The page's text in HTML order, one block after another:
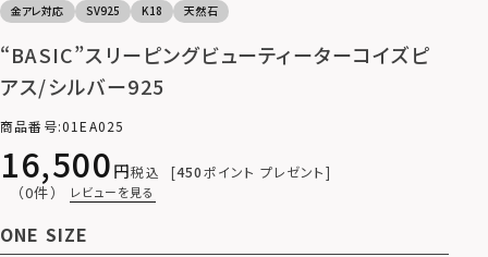
金アレ対応 SV925 K18 天然石
“BASIC”スリーピングビューティーターコイズピ
アス/シルバー925
商品番号 01EA025
16,500 税込 450ポイント プレゼント
（0件） レビューを見る
ONE SIZE